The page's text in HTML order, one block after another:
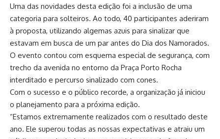
Uma das novidades desta edição foi a inclusão de uma
categoria para solteiros. Ao todo, 40 participantes aderiram
à proposta, utilizando algemas azuis para sinalizar que
estavam em busca de um par antes do Dia dos Namorados.
O evento contou com esquema especial de segurança, com
trecho da avenida no entorno da Praça Porto Rocha
interditado e percurso sinalizado com cones.
Com o sucesso e o público recorde, a organização já iniciou
o planejamento para a próxima edição.
“Estamos extremamente realizados com o resultado deste
ano. Ele superou todas as nossas expectativas e atraiu um